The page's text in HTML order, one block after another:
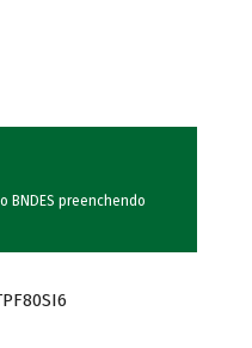
BNDES preenchendo